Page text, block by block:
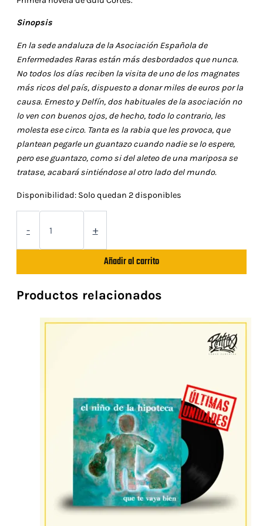
original
era:
15.50€.
es:
14.75€.
Sinopsis
En la sede andaluza de la Asociación Española de
Enfermedades Raras están más desbordados que nunca.
No todos los días reciben la visita de uno de los magnates
más ricos del país, dispuesto a donar miles de euros por la
causa. Ernesto y Delfín, dos habituales de la asociación no
lo ven con buenos ojos, de hecho, todo lo contrario, les
molesta ese circo. Tanta es la rabia que les provoca, que
plantean pegarle un guantazo cuando nadie se lo espere,
pero ese guantazo, como si del aleteo de una mariposa se
tratase, acabará sintiéndose al otro lado del mundo.
Disponibilidad: Solo quedan 2 disponibles
-
Novela
de
Incurables"
+
Añadir al carrito
Productos relacionados